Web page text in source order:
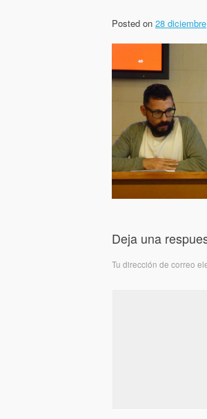
Posted on 28
Deja una
Tu dirección de correo